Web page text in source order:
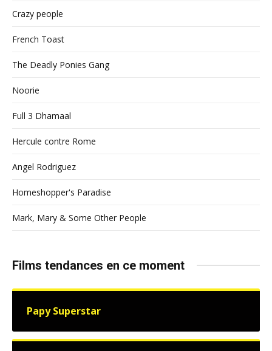
Crazy people
French Toast
The Deadly Ponies Gang
Noorie
Full 3 Dhamaal
Hercule contre Rome
Angel Rodriguez
Homeshopper's Paradise
Mark, Mary & Some Other People
Films tendances en ce moment
Papy Superstar